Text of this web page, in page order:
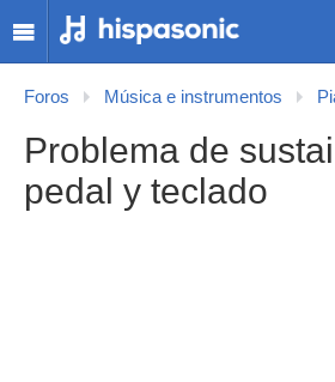
Foros Música e instrumentos
Problema de
pedal y teclado